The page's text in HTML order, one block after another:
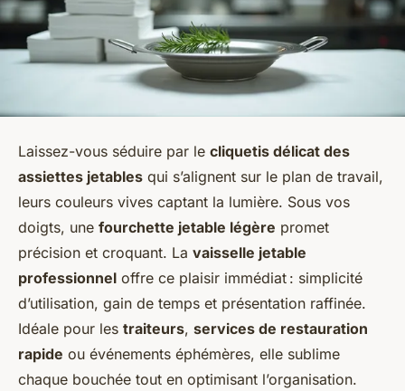
Laissez-vous séduire par le cliquetis délicat des
assiettes jetables qui s’alignent sur le plan de travail,
leurs couleurs vives captant la lumière. Sous vos
doigts, une fourchette jetable légère promet
précision et croquant. La vaisselle jetable
professionnel offre ce plaisir immédiat : simplicité
d’utilisation, gain de temps et présentation raffinée.
Idéale pour les traiteurs, services de restauration
rapide ou événements éphémères, elle sublime
chaque bouchée tout en optimisant l’organisation.